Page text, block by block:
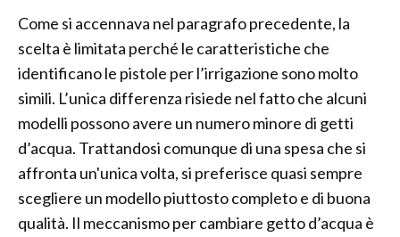
Come si accennava nel paragrafo precedente, la
scelta è limitata perché le caratteristiche che
identificano le pistole per l’irrigazione sono molto
simili. L’unica differenza risiede nel fatto che alcuni
modelli possono avere un numero minore di getti
d’acqua. Trattandosi comunque di una spesa che si
affronta un'unica volta, si preferisce quasi sempre
scegliere un modello piuttosto completo e di buona
qualità. Il meccanismo per cambiare getto d’acqua è